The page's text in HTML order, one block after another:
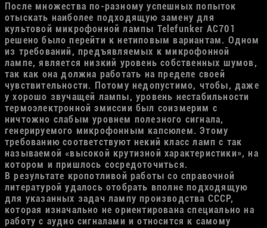
После множества по-разному успешных попыток
отыскать наиболее подходящую замену для
культовой микрофонной лампы Telefunker AC701
решено было перейти к нетиповым вариантам. Одном
из требований, предъявляемых к микрофонной
лампе, является низкий уровень собственных шумов,
так как она должна работать на пределе своей
чувствительности. Потому недопустимо, чтобы, даже
у хорошо звучащей лампы, уровень нестабильности
термоэлектронной эмиссии был соизмерим с
ничтожно слабым уровнем полезного сигнала,
генерируемого микрофонным капсюлем. Этому
требованию соответствуют некий класс ламп с так
называемой «высокой крутизной характеристики», на
котором и пришлось сосредоточиться.
В результате кропотливой работы со справочной
литературой удалось отобрать вполне подходящую
для указанных задач лампу производства СССР,
которая изначально не ориентирована специально на
работу с аудио сигналами и относится к самому